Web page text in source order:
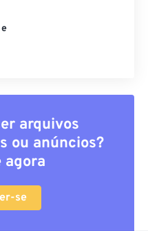
arquivos
ou anúncios?
se